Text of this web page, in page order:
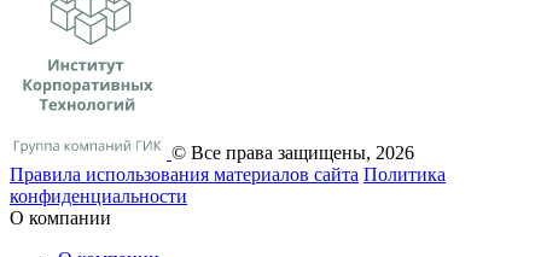
© Все права защищены, 2026
Правила использования материалов сайта Политика
конфиденциальности
О компании